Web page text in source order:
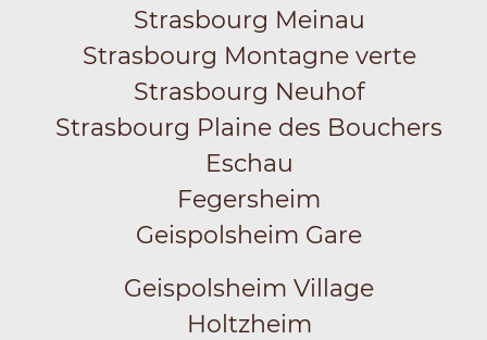
Strasbourg Meinau
Strasbourg Montagne verte
Strasbourg Neuhof
Strasbourg Plaine des Bouchers
Eschau
Fegersheim
Geispolsheim Gare
Geispolsheim Village
Holtzheim